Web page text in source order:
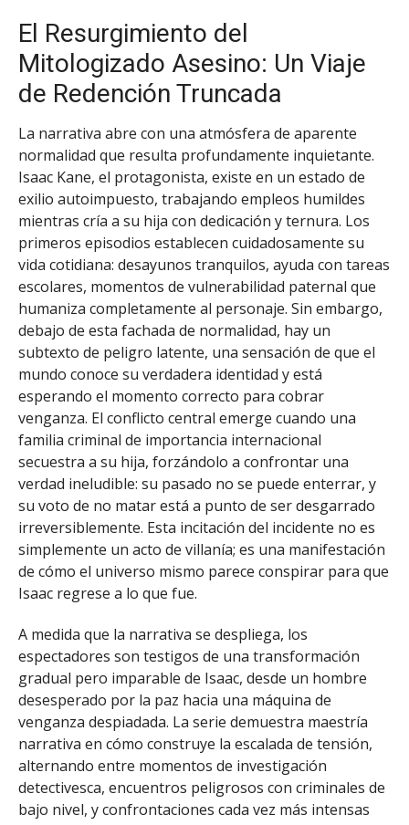
El Resurgimiento del
Mitologizado Asesino: Un Viaje
de Redención Truncada
La narrativa abre con una atmósfera de aparente
normalidad que resulta profundamente inquietante.
Isaac Kane, el protagonista, existe en un estado de
exilio autoimpuesto, trabajando empleos humildes
mientras cría a su hija con dedicación y ternura. Los
primeros episodios establecen cuidadosamente su
vida cotidiana: desayunos tranquilos, ayuda con tareas
escolares, momentos de vulnerabilidad paternal que
humaniza completamente al personaje. Sin embargo,
debajo de esta fachada de normalidad, hay un
subtexto de peligro latente, una sensación de que el
mundo conoce su verdadera identidad y está
esperando el momento correcto para cobrar
venganza. El conflicto central emerge cuando una
familia criminal de importancia internacional
secuestra a su hija, forzándolo a confrontar una
verdad ineludible: su pasado no se puede enterrar, y
su voto de no matar está a punto de ser desgarrado
irreversiblemente. Esta incitación del incidente no es
simplemente un acto de villanía; es una manifestación
de cómo el universo mismo parece conspirar para que
Isaac regrese a lo que fue.
A medida que la narrativa se despliega, los
espectadores son testigos de una transformación
gradual pero imparable de Isaac, desde un hombre
desesperado por la paz hacia una máquina de
venganza despiadada. La serie demuestra maestría
narrativa en cómo construye la escalada de tensión,
alternando entre momentos de investigación
detectivesca, encuentros peligrosos con criminales de
bajo nivel, y confrontaciones cada vez más intensas